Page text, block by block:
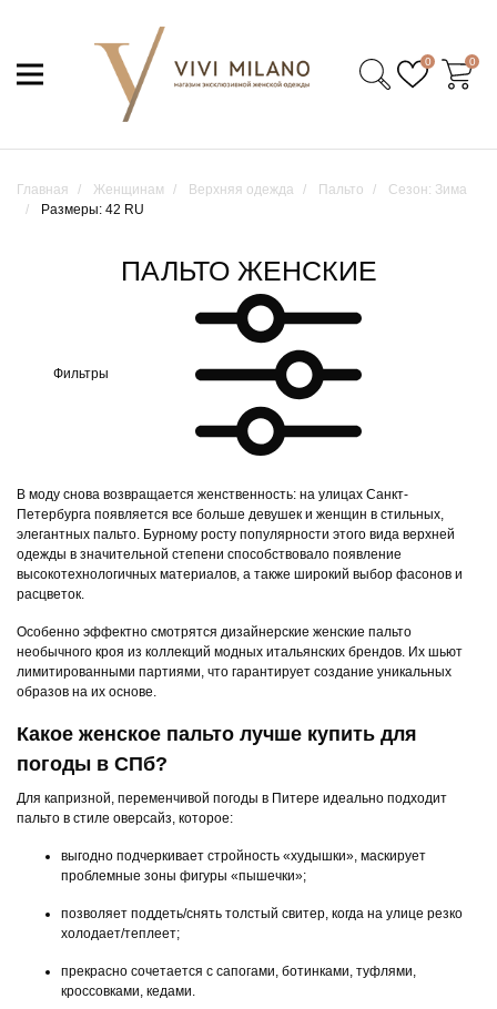
0 0
Главная Женщинам Верхняя одежда Пальто
Сезон: Зима
Размеры: 42 RU
ПАЛЬТО ЖЕНСКИЕ
Фильтры
В моду снова возвращается женственность: на улицах Санкт-
Петербурга появляется все больше девушек и женщин в стильных,
элегантных пальто. Бурному росту популярности этого вида верхней
одежды в значительной степени способствовало появление
высокотехнологичных материалов, а также широкий выбор фасонов и
расцветок.
Особенно эффектно смотрятся дизайнерские женские пальто
необычного кроя из коллекций модных итальянских брендов. Их шьют
лимитированными партиями, что гарантирует создание уникальных
образов на их основе.
Какое женское пальто лучше купить для
погоды в СПб?
Для капризной, переменчивой погоды в Питере идеально подходит
пальто в стиле оверсайз, которое:
выгодно подчеркивает стройность «худышки», маскирует
проблемные зоны фигуры «пышечки»;
позволяет поддеть/снять толстый свитер, когда на улице резко
холодает/теплеет;
прекрасно сочетается с сапогами, ботинками, туфлями,
кроссовками, кедами.